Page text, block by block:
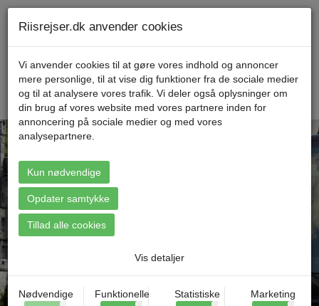
Menu
Riisrejser.dk anvender cookies
Vi anvender cookies til at gøre vores indhold og annoncer
mere personlige, til at vise dig funktioner fra de sociale medier
og til at analysere vores trafik. Vi deler også oplysninger om
din brug af vores website med vores partnere inden for
annoncering på sociale medier og med vores
analysepartnere.
Kun nødvendige
Opdater samtykke
Tillad alle cookies
Vis detaljer
Nødvendige
Funktionelle
Statistiske
Marketing